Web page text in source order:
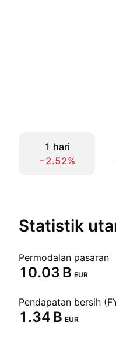
1 hari
−2.52%
Statistik
Permodalan pasaran
‪10.03 B‬ EUR
Pendapatan bersih
‪1.34 B‬ EUR